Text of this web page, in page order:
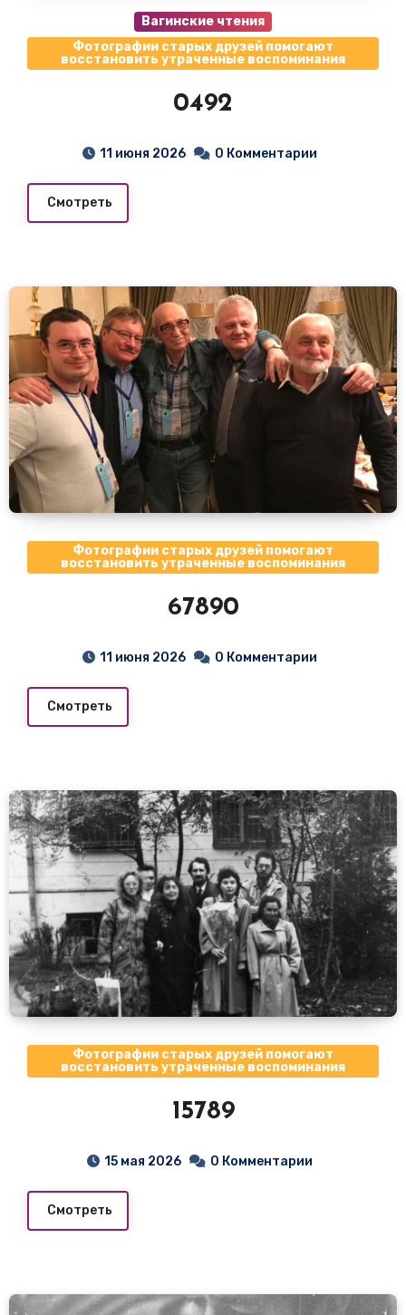
Вагинские чтения
Фотографии старых друзей помогают
восстановить утраченные воспоминания
0492
11 июня 2026 0 Комментарии
Смотреть
Фотографии старых друзей помогают
восстановить утраченные воспоминания
67890
11 июня 2026 0 Комментарии
Смотреть
Фотографии старых друзей помогают
восстановить утраченные воспоминания
15789
15 мая 2026 0 Комментарии
Смотреть